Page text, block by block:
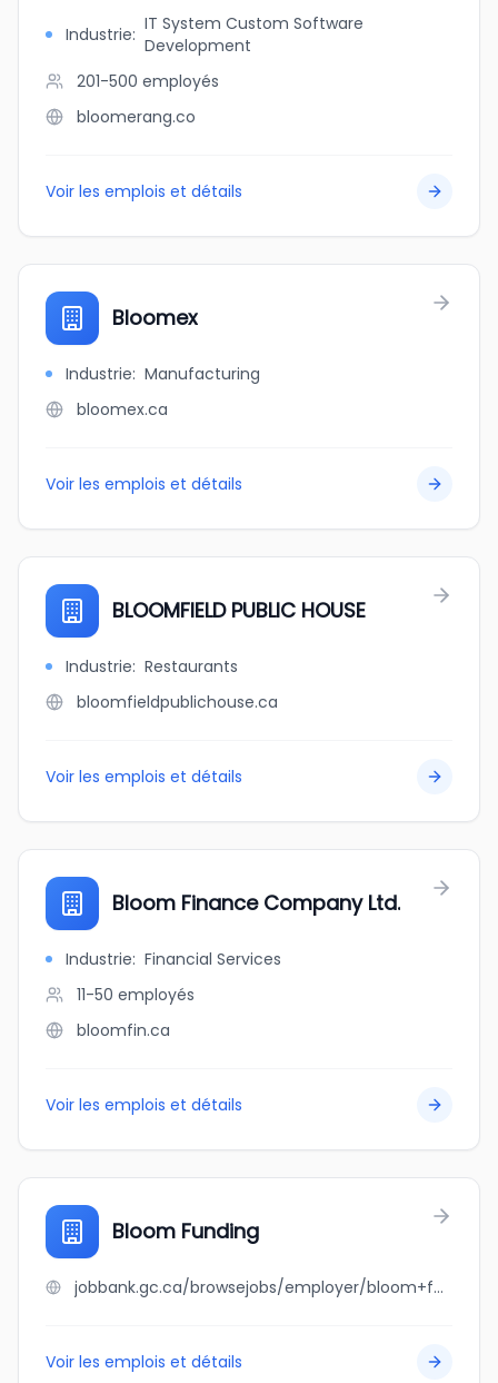
Industrie: IT System Custom Software
Development
201-500 employés
bloomerang.co
Voir les emplois et détails
Bloomex
Industrie: Manufacturing
bloomex.ca
Voir les emplois et détails
BLOOMFIELD PUBLIC HOUSE
Industrie: Restaurants
bloomfieldpublichouse.ca
Voir les emplois et détails
Bloom Finance Company Ltd.
Industrie: Financial Services
11-50 employés
bloomfin.ca
Voir les emplois et détails
Bloom Funding
jobbank.gc.ca/browsejobs/employer/bloom+funding/ca
Voir les emplois et détails